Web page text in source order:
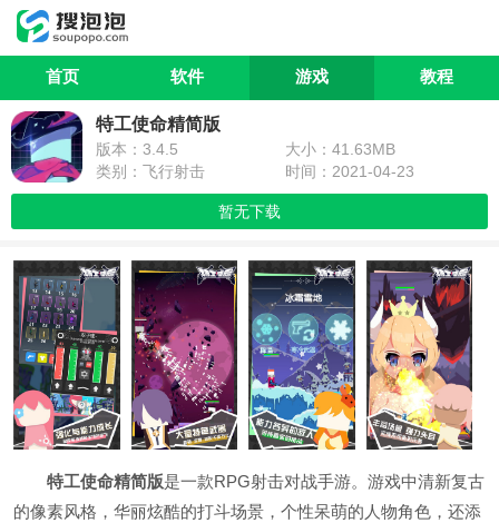
首页 软件 游戏 教程
特工使命精简版
版本：3.4.5
大小：41.63MB
类别：飞行射击
时间：2021-04-23
暂无下载
特工使命精简版是一款RPG射击对战手游。游戏中清新复古
的像素风格，华丽炫酷的打斗场景，个性呆萌的人物角色，还添